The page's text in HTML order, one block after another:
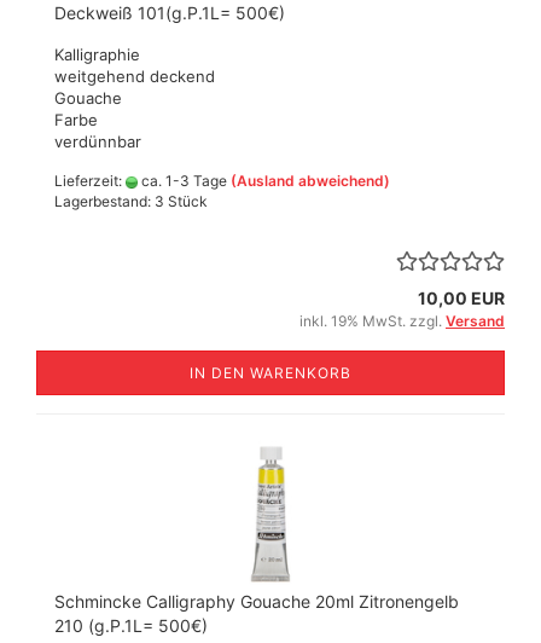
Deckweiß 101(g.P.1L= 500€)
Kalligraphie
weitgehend deckend
Gouache
Farbe
verdünnbar
Lieferzeit: ca. 1-3 Tage (Ausland abweichend)
Lagerbestand: 3 Stück
10,00 EUR
inkl. 19% MwSt. zzgl. Versand
IN DEN WARENKORB
Schmincke Calligraphy Gouache 20ml Zitronengelb
210 (g.P.1L= 500€)